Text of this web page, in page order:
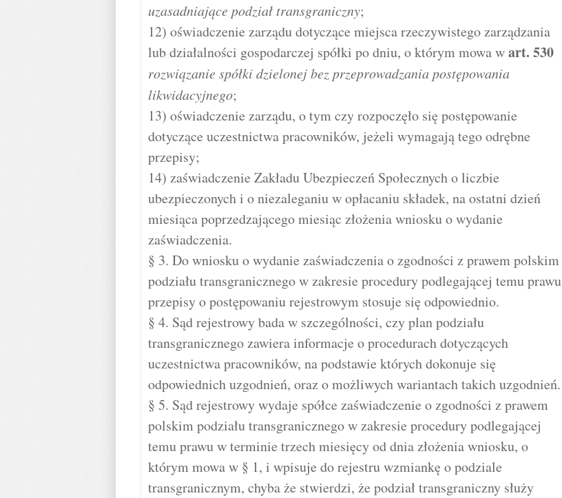
uzasadniające podział transgraniczny;
12) oświadczenie zarządu dotyczące miejsca rzeczywistego zarządzania
lub działalności gospodarczej spółki po dniu, o którym mowa wart. 530
rozwiązanie spółki dzielonej bez przeprowadzania postępowania
likwidacyjnego;
13) oświadczenie zarządu, o tym czy rozpoczęło się postępowanie
dotyczące uczestnictwa pracowników, jeżeli wymagają tego odrębne
przepisy;
14) zaświadczenie Zakładu Ubezpieczeń Społecznych o liczbie
ubezpieczonych i o niezaleganiu w opłacaniu składek, na ostatni dzień
miesiąca poprzedzającego miesiąc złożenia wniosku o wydanie
zaświadczenia.
§ 3. Do wniosku o wydanie zaświadczenia o zgodności z prawem polskim
podziału transgranicznego w zakresie procedury podlegającej temu prawu
przepisy o postępowaniu rejestrowym stosuje się odpowiednio.
§ 4. Sąd rejestrowy bada w szczególności, czy plan podziału
transgranicznego zawiera informacje o procedurach dotyczących
uczestnictwa pracowników, na podstawie których dokonuje się
odpowiednich uzgodnień, oraz o możliwych wariantach takich uzgodnień.
§ 5. Sąd rejestrowy wydaje spółce zaświadczenie o zgodności z prawem
polskim podziału transgranicznego w zakresie procedury podlegającej
temu prawu w terminie trzech miesięcy od dnia złożenia wniosku, o
którym mowa w § 1, i wpisuje do rejestru wzmiankę o podziale
transgranicznym, chyba że stwierdzi, że podział transgraniczny służy